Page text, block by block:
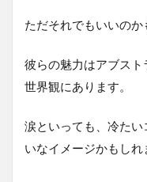
ただそれでもいいのか
彼らの魅力はアブス
世界観にあります。
涙といっても、冷た
いなイメージかもしれ